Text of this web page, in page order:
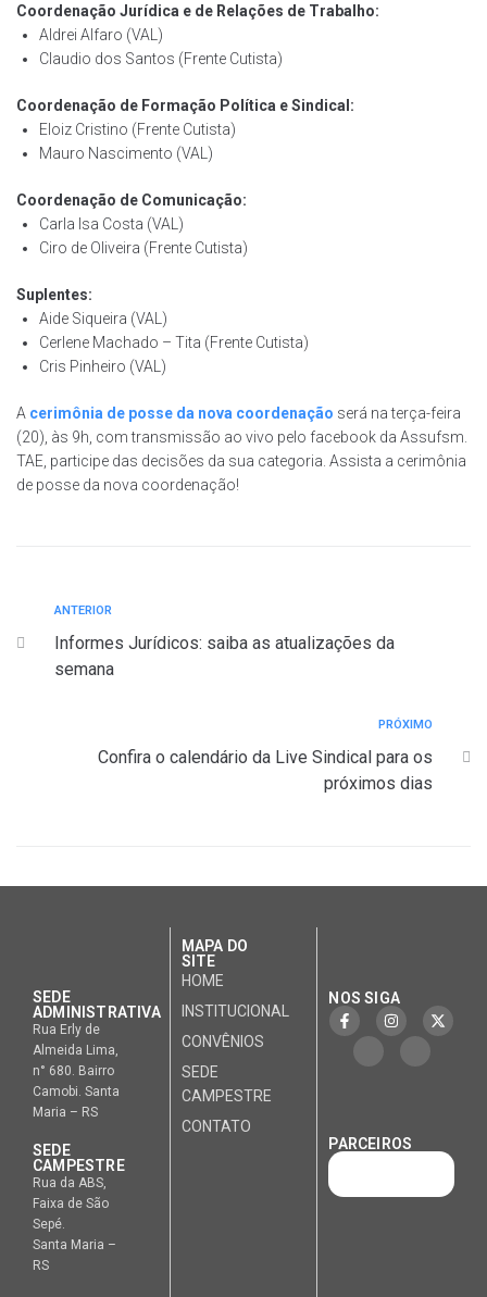
Coordenação Jurídica e de Relações de Trabalho:
Aldrei Alfaro (VAL)
Claudio dos Santos (Frente Cutista)
Coordenação de Formação Política e Sindical:
Eloiz Cristino (Frente Cutista)
Mauro Nascimento (VAL)
Coordenação de Comunicação:
Carla Isa Costa (VAL)
Ciro de Oliveira (Frente Cutista)
Suplentes:
Aide Siqueira (VAL)
Cerlene Machado – Tita (Frente Cutista)
Cris Pinheiro (VAL)
A cerimônia de posse da nova coordenação será na terça-feira
(20), às 9h, com transmissão ao vivo pelo facebook da Assufsm.
TAE, participe das decisões da sua categoria. Assista a cerimônia
de posse da nova coordenação!
ANTERIOR
Informes Jurídicos: saiba as atualizações da
semana
PRÓXIMO
Confira o calendário da Live Sindical para os
próximos dias
SEDE
ADMINISTRATIVA
Rua Erly de
Almeida Lima,
n° 680. Bairro
Camobi. Santa
Maria – RS
SEDE
CAMPESTRE
Rua da ABS,
Faixa de São
Sepé.
Santa Maria –
RS
MAPA DO
SITE
HOME
INSTITUCIONAL
CONVÊNIOS
SEDE
CAMPESTRE
CONTATO
NOS SIGA
PARCEIROS